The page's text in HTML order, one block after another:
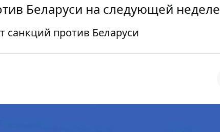
Беларуси на следующей неделе
санкций против Беларуси